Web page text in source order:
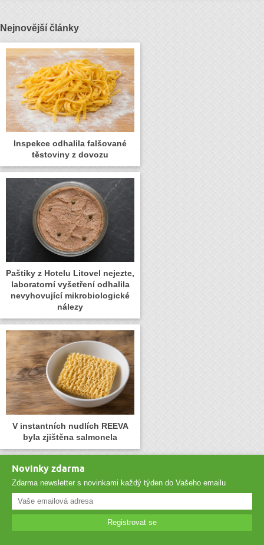
Nejnovější články
Inspekce odhalila falšované
těstoviny z dovozu
Paštiky z Hotelu Litovel nejezte,
laboratorní vyšetření odhalila
nevyhovující mikrobiologické
nálezy
V instantních nudlích REEVA
byla zjištěna salmonela
Novinky zdarma
Zdarma newsletter s novinkami každý týden do Vašeho emailu
Registrovat se